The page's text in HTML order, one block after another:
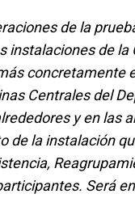
de la
instalaciones de la
concretamente
Centrales del
y en las
de la instalación
Será